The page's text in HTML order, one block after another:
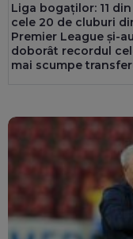
Liga bogaților: 11 din
cele 20 de cluburi
Premier League și-au
doborât recordul
mai scumpe